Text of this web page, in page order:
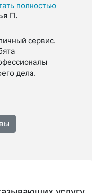
полностью
П.
сервис.
дела.